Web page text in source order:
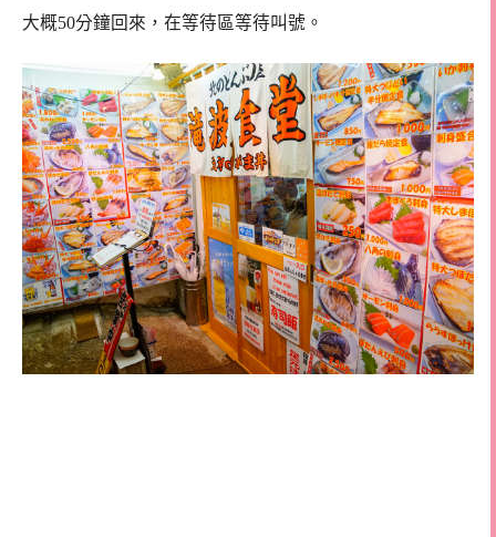
大概50分鐘回來，在等待區等待叫號。